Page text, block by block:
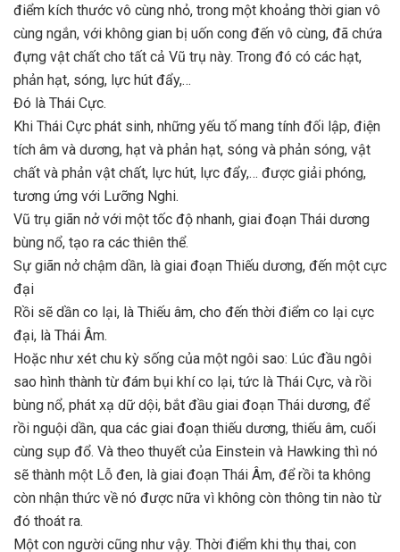
điểm kích thước vô cùng nhỏ, trong một khoảng thời gian vô
cùng ngắn, với không gian bị uốn cong đến vô cùng, đã chứa
đựng vật chất cho tất cả Vũ trụ này. Trong đó có các hạt,
phản hạt, sóng, lực hút đẩy,…
Đó là Thái Cực.
Khi Thái Cực phát sinh, những yếu tố mang tính đối lập, điện
tích âm và dương, hạt và phản hạt, sóng và phản sóng, vật
chất và phản vật chất, lực hút, lực đẩy,… được giải phóng,
tương ứng với Lưỡng Nghi.
Vũ trụ giãn nở với một tốc độ nhanh, giai đoạn Thái dương
bùng nổ, tạo ra các thiên thể.
Sự giãn nở chậm dần, là giai đoạn Thiếu dương, đến một cực
đại
Rồi sẽ dần co lại, là Thiếu âm, cho đến thời điểm co lại cực
đại, là Thái Âm.
Hoặc như xét chu kỳ sống của một ngôi sao: Lúc đầu ngôi
sao hình thành từ đám bụi khí co lại, tức là Thái Cực, và rồi
bùng nổ, phát xạ dữ dội, bắt đầu giai đoạn Thái dương, để
rồi nguội dần, qua các giai đoạn thiếu dương, thiếu âm, cuối
cùng sụp đổ. Và theo thuyết của Einstein và Hawking thì nó
sẽ thành một Lỗ đen, là giai đoạn Thái Âm, để rồi ta không
còn nhận thức về nó được nữa vì không còn thông tin nào từ
đó thoát ra.
Một con người cũng như vậy. Thời điểm khi thụ thai, con